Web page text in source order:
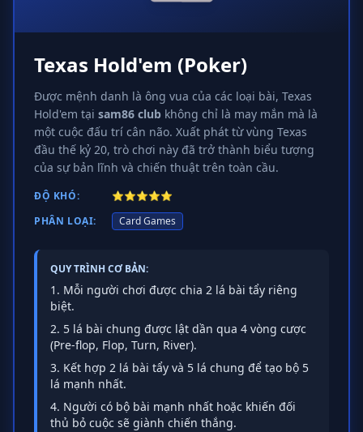
Texas Hold'em (Poker)
Được mệnh danh là ông vua của các loại bài, Texas
Hold'em tại sam86 club không chỉ là may mắn mà là
một cuộc đấu trí cân não. Xuất phát từ vùng Texas
đầu thế kỷ 20, trò chơi này đã trở thành biểu tượng
của sự bản lĩnh và chiến thuật trên toàn cầu.
ĐỘ KHÓ:
⭐⭐⭐⭐⭐
PHÂN LOẠI:
Card Games
QUY TRÌNH CƠ BẢN:
Mỗi người chơi được chia 2 lá bài tẩy riêng
biệt.
5 lá bài chung được lật dần qua 4 vòng cược
(Pre-flop, Flop, Turn, River).
Kết hợp 2 lá bài tẩy và 5 lá chung để tạo bộ 5
lá mạnh nhất.
Người có bộ bài mạnh nhất hoặc khiến đối
thủ bỏ cuộc sẽ giành chiến thắng.